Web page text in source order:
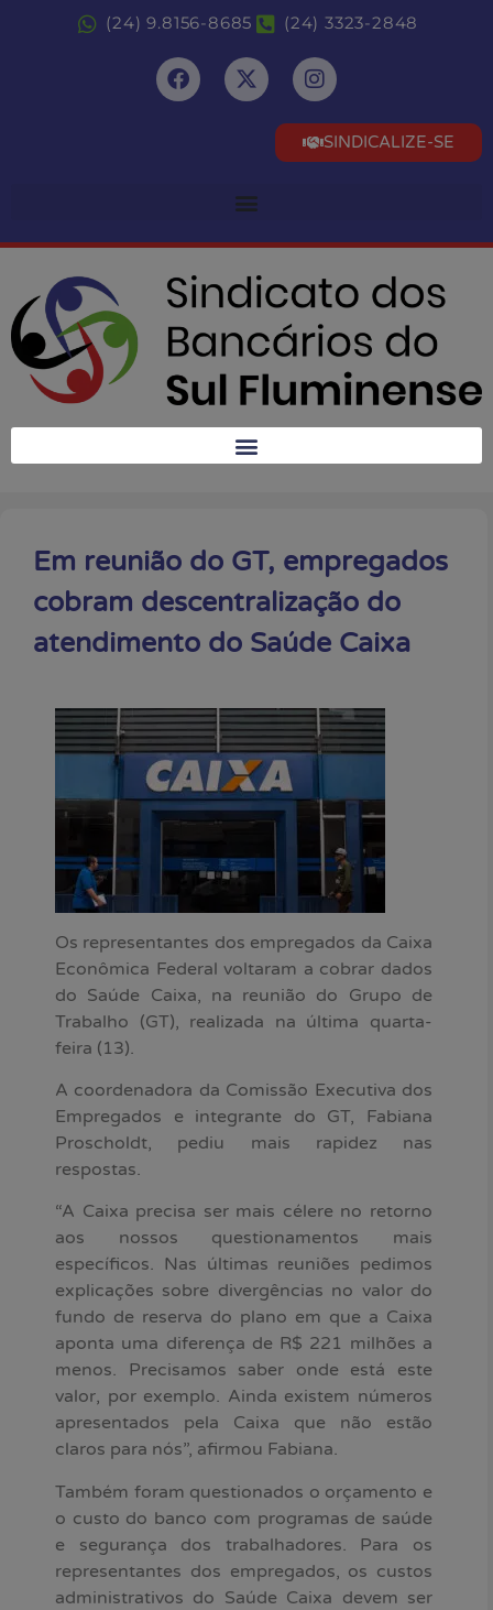
(24) 9.8156-8685 (24) 3323-2848
SINDICALIZE-SE
Em reunião do GT, empregados
cobram descentralização do
atendimento do Saúde Caixa
Os representantes dos empregados da Caixa
Econômica Federal voltaram a cobrar dados
do Saúde Caixa, na reunião do Grupo de
Trabalho (GT), realizada na última quarta-
feira (13).
A coordenadora da Comissão Executiva dos
Empregados e integrante do GT, Fabiana
Proscholdt, pediu mais rapidez nas
respostas.
“A Caixa precisa ser mais célere no retorno
aos nossos questionamentos mais
específicos. Nas últimas reuniões pedimos
explicações sobre divergências no valor do
fundo de reserva do plano em que a Caixa
aponta uma diferença de R$ 221 milhões a
menos. Precisamos saber onde está este
valor, por exemplo. Ainda existem números
apresentados pela Caixa que não estão
claros para nós”, afirmou Fabiana.
Também foram questionados o orçamento e
o custo do banco com programas de saúde
e segurança dos trabalhadores. Para os
representantes dos empregados, os custos
administrativos do Saúde Caixa devem ser